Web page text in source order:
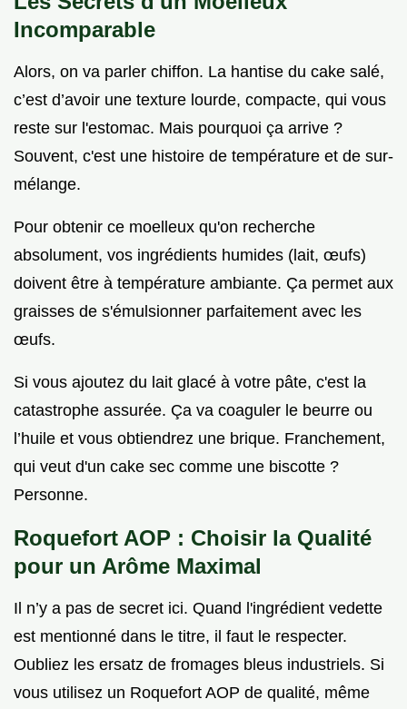
Incomparable
Alors, on va parler chiffon. La hantise du cake salé,
c’est d’avoir une texture lourde, compacte, qui vous
reste sur l'estomac. Mais pourquoi ça arrive ?
Souvent, c'est une histoire de température et de sur-
mélange.
Pour obtenir ce moelleux qu'on recherche
absolument, vos ingrédients humides (lait, œufs)
doivent être à température ambiante. Ça permet aux
graisses de s'émulsionner parfaitement avec les
œufs.
Si vous ajoutez du lait glacé à votre pâte, c'est la
catastrophe assurée. Ça va coaguler le beurre ou
l’huile et vous obtiendrez une brique. Franchement,
qui veut d'un cake sec comme une biscotte ?
Personne.
Roquefort AOP : Choisir la Qualité
pour un Arôme Maximal
Il n’y a pas de secret ici. Quand l'ingrédient vedette
est mentionné dans le titre, il faut le respecter.
Oubliez les ersatz de fromages bleus industriels. Si
vous utilisez un Roquefort AOP de qualité, même